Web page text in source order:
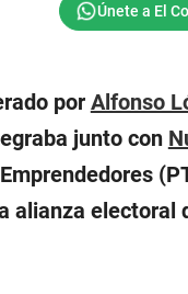
por Alfonso
junto con
alianza electoral